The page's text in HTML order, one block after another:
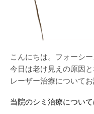
こんにちは。フォーシ
今日は老け見えの原因
レーザー治療について
当院のシミ治療につい